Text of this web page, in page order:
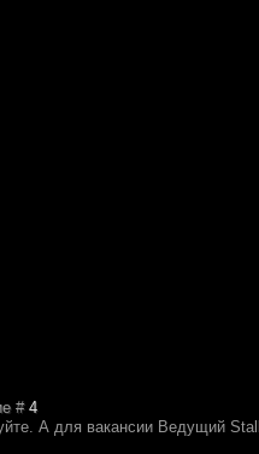
# 4
А для вакансии Ведущий